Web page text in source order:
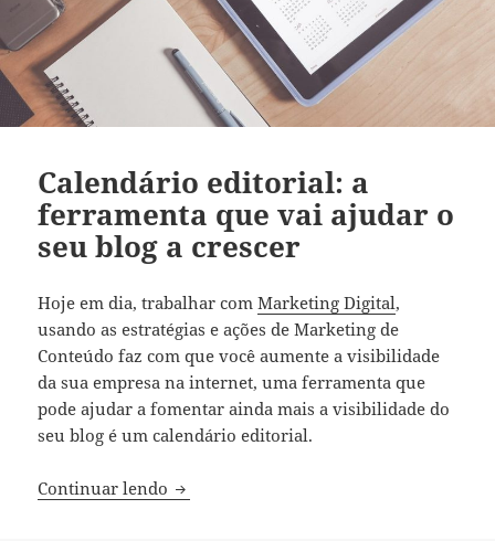
Calendário editorial: a
ferramenta que vai ajudar o
seu blog a crescer
Hoje em dia, trabalhar comMarketing Digital,
usando as estratégias e ações de Marketing de
Conteúdo faz com que você aumente a visibilidade
da sua empresa na internet, uma ferramenta que
pode ajudar a fomentar ainda mais a visibilidade do
seu blog é um calendário editorial.
Continuar lendo Calendário editorial: a ferramenta que